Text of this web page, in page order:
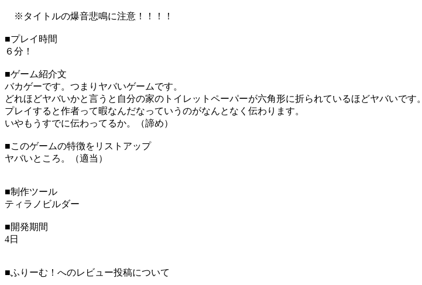
※タイトルの爆音悲鳴に注意！！！！
■プレイ時間
６分！
■ゲーム紹介文
バカゲーです。つまりヤバいゲームです。
どれほどヤバいかと言うと自分の家のトイレットペーパーが六角形に折られているほどヤバいです。
プレイすると作者って暇なんだなっていうのがなんとなく伝わります。
いやもうすでに伝わってるか。（諦め）
■このゲームの特徴をリストアップ
ヤバいところ。（適当）
■制作ツール
ティラノビルダー
■開発期間
4日
■ふりーむ！へのレビュー投稿について